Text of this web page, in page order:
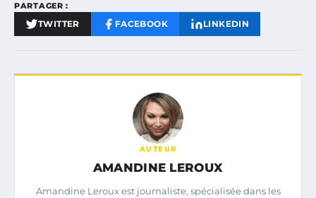
PARTAGER :
TWITTER FACEBOOK LINKEDIN
AUTEUR
AMANDINE LEROUX
Amandine Leroux est journaliste, spécialisée dans les